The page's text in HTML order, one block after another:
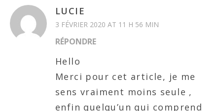
LUCIE
3 FÉVRIER 2020 AT 11 H 56 MIN
RÉPONDRE
Hello
Merci pour cet article, je me
sens vraiment moins seule ,
enfin quelqu’un qui comprend